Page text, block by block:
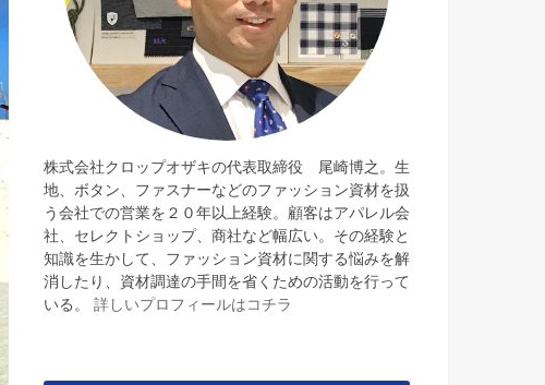
株式会社クロップオザキの代表取締役 尾崎博之。生
地、ボタン、ファスナーなどのファッション資材を扱
う会社での営業を２０年以上経験。顧客はアパレル会
社、セレクトショップ、商社など幅広い。その経験と
知識を生かして、ファッション資材に関する悩みを解
消したり、資材調達の手間を省くための活動を行って
いる。 詳しいプロフィールはコチラ